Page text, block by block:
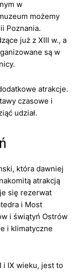
w
możemy
Poznania.
już z XIII w., a
są w
atrakcje.
czasowe i
udział.
która dawniej
atrakcją
się rezerwat
i Most
i świątyń Ostrów
i klimatyczne
i IX wieku, jest to